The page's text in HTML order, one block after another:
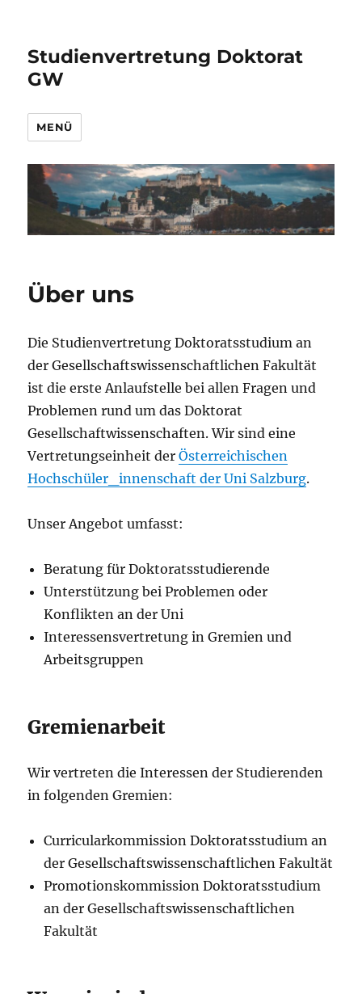
Studienvertretung Doktorat
GW
MENÜ
Über uns
Die Studienvertretung Doktoratsstudium an
der Gesellschaftswissenschaftlichen Fakultät
ist die erste Anlaufstelle bei allen Fragen und
Problemen rund um das Doktorat
Gesellschaftwissenschaften. Wir sind eine
Vertretungseinheit derÖsterreichischen
Hochschüler_innenschaft der Uni Salzburg.
Unser Angebot umfasst:
Beratung für Doktoratsstudierende
Unterstützung bei Problemen oder
Konflikten an der Uni
Interessensvertretung in Gremien und
Arbeitsgruppen
Gremienarbeit
Wir vertreten die Interessen der Studierenden
in folgenden Gremien:
Curricularkommission Doktoratsstudium an
der Gesellschaftswissenschaftlichen Fakultät
Promotionskommission Doktoratsstudium
an der Gesellschaftswissenschaftlichen
Fakultät